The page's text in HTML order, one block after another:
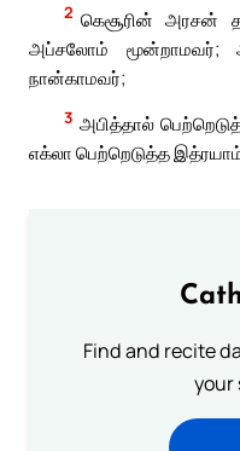
2 கெசூரின் அரசன்
அப்சலோம் மூன்றாமவர்;
நான்காமவர்;
3 அபித்தால்
எக்லா பெற்றெடுத்த
Find and recite
your